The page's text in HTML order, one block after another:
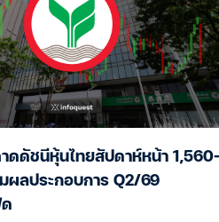
ดดัชนีหุ้นไทยสัปดาห์หน้า
ผลประกอบการ Q2/69